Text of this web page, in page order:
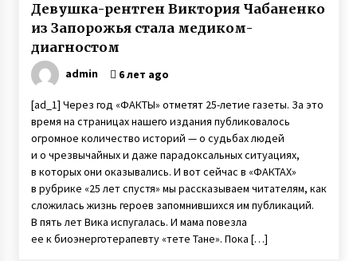
Девушка-рентген Виктория Чабаненко
из Запорожья стала медиком-
диагностом
admin 6 лет ago
[ad_1] Через год «ФАКТЫ» отметят 25-летие газеты. За это
время на страницах нашего издания публиковалось
огромное количество историй — о судьбах людей
и о чрезвычайных и даже парадоксальных ситуациях,
в которых они оказывались. И вот сейчас в «ФАКТАХ»
в рубрике «25 лет спустя» мы рассказываем читателям, как
сложилась жизнь героев запомнившихся им публикаций.
В пять лет Вика испугалась. И мама повезла
ее к биоэнерготерапевту «тете Тане». Пока […]